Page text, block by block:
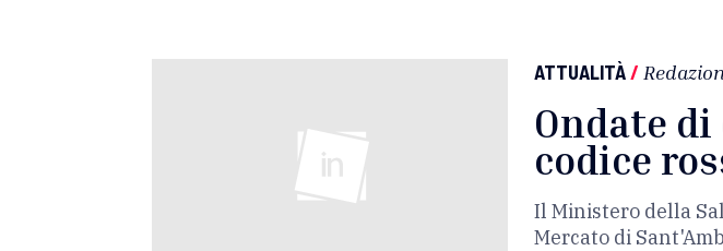
ATTUALITÀ/
Ondate di
codice
Il Ministero della
Mercato di